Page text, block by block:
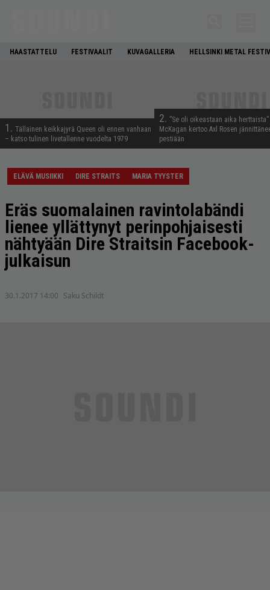
HAASTATTELU FESTIVAALIT KUVAGALLERIA HELLSINKI METAL
1. Tällainen keikkajyrä Queen oli ennen vanhaan
– katso tulinen livetallenne vuodelta 1979
2. ”Se oli oikeastaan aika
McKagan kertoo Axl Rosen
pestiään
ELÄVÄ MUSIIKKI DIRE STRAITS MARIA TYYSTER
Eräs suomalainen ravintolabändi
lienee yllättynyt perinpohjaisesti
nähtyään Dire Straitsin Facebook-
julkaisun
30.1.2017 14:00 Saku Schildt